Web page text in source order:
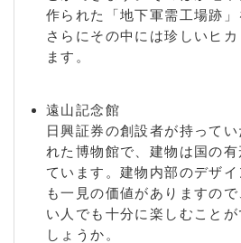
作られた「地下軍需工場跡」
さらにその中には珍しいヒ
ます。
遠山記念館
日興証券の創設者が持って
れた博物館で、建物は国の
ています。建物内部のデザ
も一見の価値がありますの
い人でも十分に楽しむこと
しょうか。